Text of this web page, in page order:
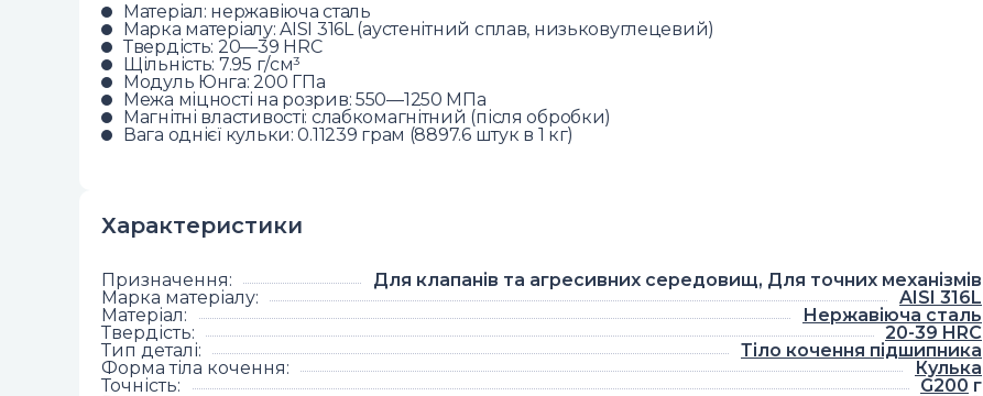
Матеріал: нержавіюча сталь
Марка матеріалу: AISI 316L (аустенітний сплав, низьковуглецевий)
Твердість: 20—39 HRC
Щільність: 7.95 г/см³
Модуль Юнга: 200 ГПа
Межа міцності на розрив: 550—1250 МПа
Магнітні властивості: слабкомагнітний (після обробки)
Вага однієї кульки: 0.11239 грам (8897.6 штук в 1 кг)
Характеристики
Призначення:
Для клапанів та агресивних середовищ, Для точних механізмів
Марка матеріалу:
AISI 316L
Матеріал:
Нержавіюча сталь
Твердість:
20-39 HRC
Тип деталі:
Тіло кочення підшипника
Форма тіла кочення:
Кулька
Точність: G200 г